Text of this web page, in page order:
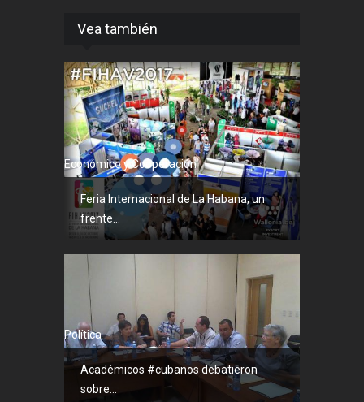
Vea también
Económico y Cooperación
Feria Internacional de La Habana, un
frente...
Política
Académicos #cubanos debatieron
sobre...